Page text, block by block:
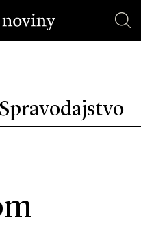
Spravodajstvo